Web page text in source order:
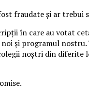
fraudate şi ar
în care au votat
şi programul
noştri din diferite